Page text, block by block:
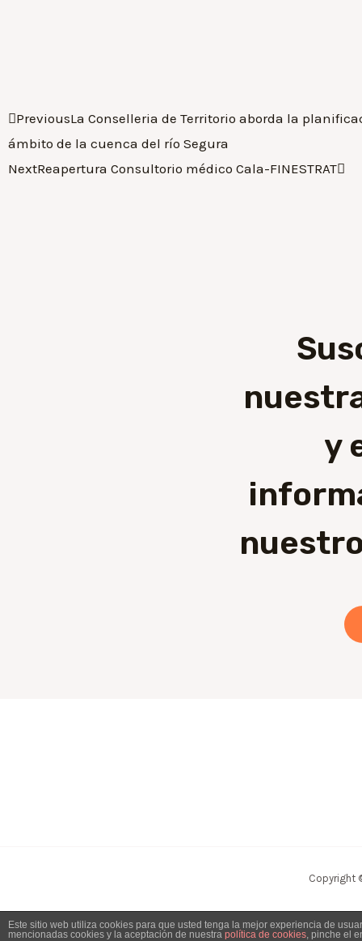
PreviousLa Conselleria de Territorio aborda la
ámbito de la cuenca del río Segura
NextReapertura Consultorio médico Cala-FINESTRAT
y
Copyright
Este sitio web utiliza cookies para que usted tenga la mejor experiencia de
mencionadas cookies y la aceptación de nuestra política de cookies, pinche el